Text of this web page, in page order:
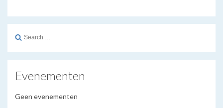
Search
Evenementen
Geen evenementen